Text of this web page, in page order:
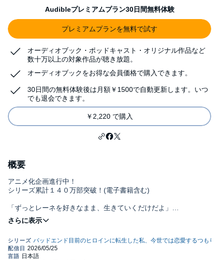
Audibleプレミアムプラン30日間無料体験
プレミアムプランを無料で試す
オーディオブック・ポッドキャスト・オリジナル作品など
数十万以上の対象作品が聴き放題。
オーディオブックをお得な会員価格で購入できます。
30日間の無料体験後は月額￥1500で自動更新します。いつ
でも退会できます。
￥2,220 で購入
概要
アニメ化企画進行中！
シリーズ累計１４０万部突破！(電子書籍含む)
「ずっとレーネを好きなまま、生きていくだけだよ」
強メンタル令嬢が逆境を跳ね返す、愛され魔法学園ファンタジー
【あらすじ】